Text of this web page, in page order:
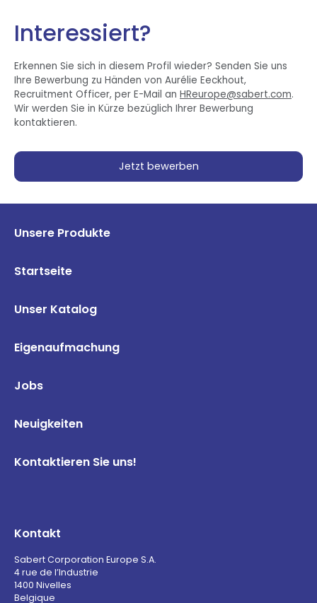
Interessiert?
Erkennen Sie sich in diesem Profil wieder? Senden Sie uns
Ihre Bewerbung zu Händen von Aurélie Eeckhout,
Recruitment Officer, per E-Mail an HReurope@sabert.com.
Wir werden Sie in Kürze bezüglich Ihrer Bewerbung
kontaktieren.
Jetzt bewerben
Unsere Produkte
Startseite
Unser Katalog
Eigenaufmachung
Jobs
Neuigkeiten
Kontaktieren Sie uns!
Kontakt
Sabert Corporation Europe S.A.
4 rue de l’Industrie
1400 Nivelles
Belgique